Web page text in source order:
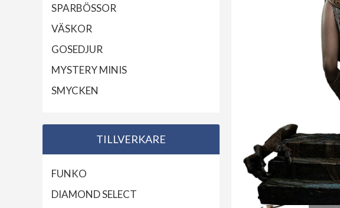
SPARBÖSSOR
VÄSKOR
GOSEDJUR
MYSTERY MINIS
SMYCKEN
TILLVERKARE
FUNKO
DIAMOND SELECT